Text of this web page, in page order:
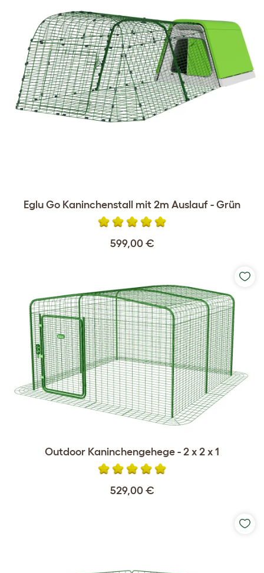
Eglu Go Kaninchenstall mit 2m Auslauf - Grün
599,00 €
Outdoor Kaninchengehege - 2 x 2 x 1
529,00 €